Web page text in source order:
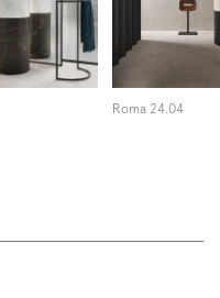
Roma 24.04